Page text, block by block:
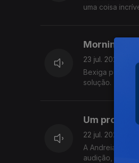
uma coisa
Mornings,
23 jul. 2026
Bexiga
solução.
Um
22 jul. 2026
A Andreia e o
audição, e